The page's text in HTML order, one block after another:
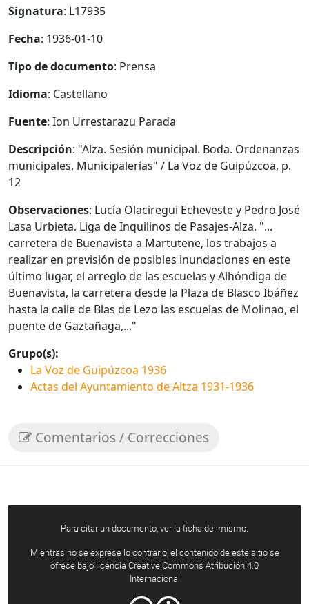
Signatura: L17935
Fecha: 1936-01-10
Tipo de documento: Prensa
Idioma: Castellano
Fuente: Ion Urrestarazu Parada
Descripción: "Alza. Sesión municipal. Boda. Ordenanzas
municipales. Municipalerías" / La Voz de Guipúzcoa, p.
12
Observaciones: Lucía Olaciregui Echeveste y Pedro José
Lasa Urbieta. Liga de Inquilinos de Pasajes-Alza. "...
carretera de Buenavista a Martutene, los trabajos a
realizar en previsión de posibles inundaciones en este
último lugar, el arreglo de las escuelas y Alhóndiga de
Buenavista, la carretera desde la Plaza de Blasco Ibáñez
hasta la calle de Blas de Lezo las escuelas de Molinao, el
puente de Gaztañaga,..."
Grupo(s):
La Voz de Guipúzcoa 1936
Actas del Ayuntamiento de Altza 1931-1936
Comentarios / Correcciones
Para citar un documento, ver la ficha del mismo.
Mientras no se exprese lo contrario, el contenido de este sitio se
ofrece bajo licencia Creative Commons Atribución 4.0
Internacional